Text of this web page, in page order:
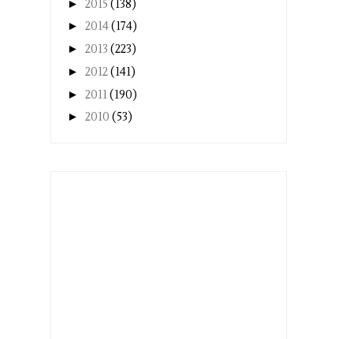
► 2015 (138)
► 2014(174)
► 2013 (223)
► 2012(141)
► 2011(190)
► 2010 (53)